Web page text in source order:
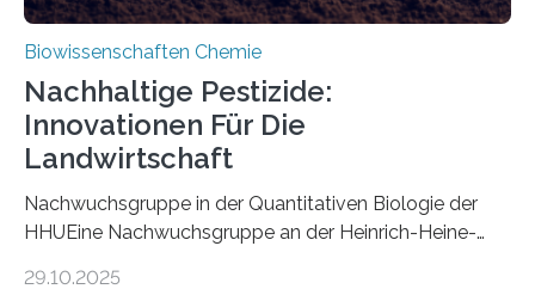
Biowissenschaften Chemie
Nachhaltige Pestizide:
Innovationen Für Die
Landwirtschaft
Nachwuchsgruppe in der Quantitativen Biologie der
HHUEine Nachwuchsgruppe an der Heinrich-Heine-
29.10.2025